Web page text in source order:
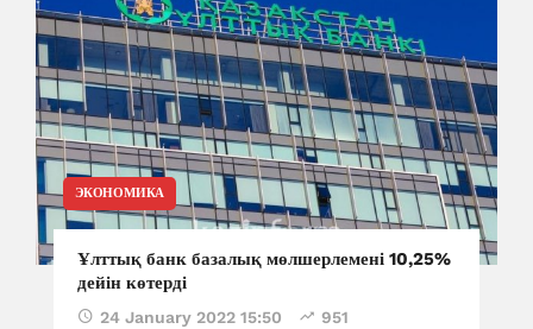
ЭКОНОМИКА
Ұлттық банк базалық мөлшерлемені 10,25%
дейін көтерді
24 January 2022 15:50 951